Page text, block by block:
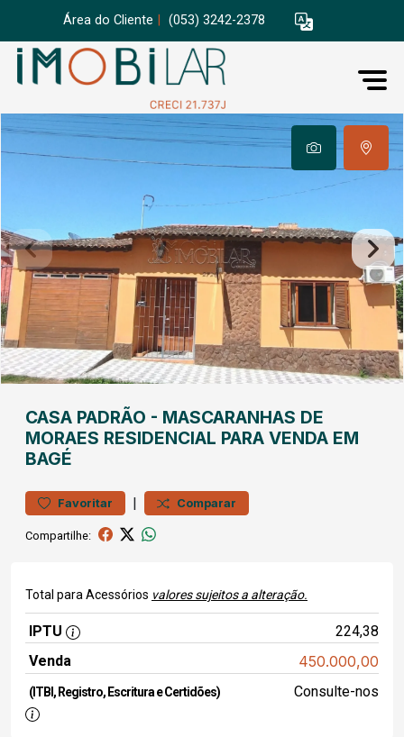
Área do Cliente (053) 3242-2378
CASA PADRÃO - MASCARANHAS DE
MORAES RESIDENCIAL PARA VENDA EM
BAGÉ
Favoritar | Comparar
Compartilhe:
Total para Acessórios valores sujeitos a alteração.
IPTU
224,38
Venda
450.000,00
(ITBI, Registro, Escritura e Certidões) Consulte-nos